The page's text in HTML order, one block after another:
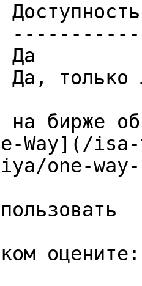
| Да
только
бирже
Way](/
one-
оцените: